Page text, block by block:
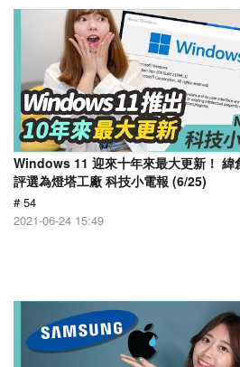
Windows 11 迎來十年來最大更新！ 緯
評選為燈塔工廠 科技小電報 (6/25)
# 54
2021-06-24 15:49